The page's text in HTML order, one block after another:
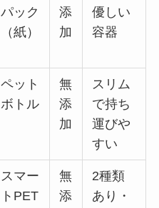
パック
（紙）
添
加
優しい
容器
ペット
ボトル
無
添
加
スリム
で持ち
運びや
すい
スマー
トPET
無
添
2種類
あり・